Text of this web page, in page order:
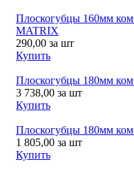
Плоскогубцы 160мм
MATRIX
290,00 за шт
Купить
Плоскогубцы 180мм
3 738,00 за шт
Купить
Плоскогубцы 180мм
1 805,00 за шт
Купить